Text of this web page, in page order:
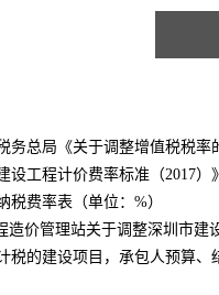
局《关于调整增值税税率的
设工程计价费率标准（2017
费率表（单位：%）
造价管理站关于调整深圳市
的建设项目，承包人预算、